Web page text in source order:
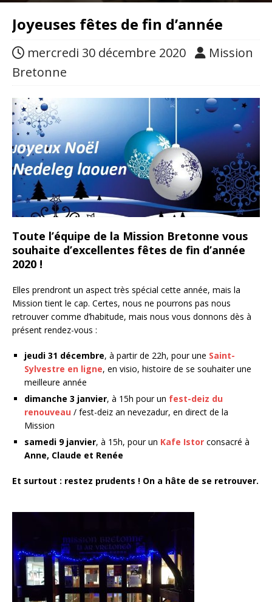
Joyeuses fêtes de fin d’année
mercredi 30 décembre 2020
Mission
Bretonne
Toute l’équipe de la Mission Bretonne vous
souhaite d’excellentes fêtes de fin d’année
2020 !
Elles prendront un aspect très spécial cette année, mais la
Mission tient le cap. Certes, nous ne pourrons pas nous
retrouver comme d’habitude, mais nous vous donnons dès à
présent rendez-vous :
jeudi 31 décembre, à partir de 22h, pour une Saint-
Sylvestre en ligne, en visio, histoire de se souhaiter une
meilleure année
dimanche 3 janvier, à 15h pour un fest-deiz du
renouveau / fest-deiz an nevezadur, en direct de la
Mission
samedi 9 janvier, à 15h, pour un Kafe Istor consacré à
Anne, Claude et Renée
Et surtout : restez prudents ! On a hâte de se retrouver.